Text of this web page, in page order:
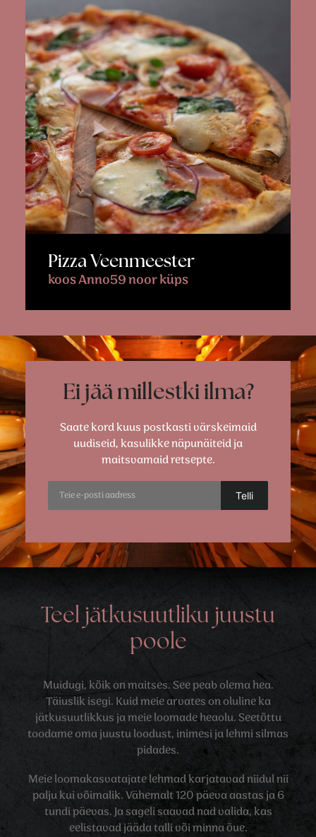
Pizza Veenmeester
koos Anno59 noor küps
Ei jää millestki ilma?
Saate kord kuus postkasti värskeimaid
uudiseid, kasulikke näpunäiteid ja
maitsvamaid retsepte.
Teel jätkusuutliku juustu
poole
Muidugi, kõik on maitses. See peab olema hea.
Täiuslik isegi. Kuid meie arvates on oluline ka
jätkusuutlikkus ja meie loomade heaolu. Seetõttu
toodame oma juustu loodust, inimesi ja lehmi silmas
pidades.
Meie loomakasvatajate lehmad karjatavad niidul nii
palju kui võimalik. Vähemalt 120 päeva aastas ja 6
tundi päevas. Ja sageli saavad nad valida, kas
eelistavad jääda talli või minna õue.